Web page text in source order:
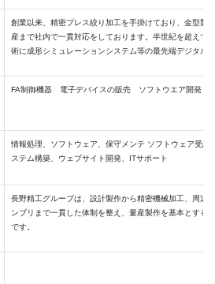
創業以来、精密プレス絞り加工を手掛けており、金型製
産まで社内で一貫対応をしております。半世紀を超えて
術に成形シミュレーションシステム等の最先端デジタル
FA制御機器 電子デバイスの販売 ソフトウエア開発
情報処理、ソフトウェア、保守メンテ ソフトウェア受託
ステム構築、ウェブサイト開発、ITサポート
長野精工グループは、設計製作から精密機械加工、周辺
ンブリまで一貫した体制を整え、量産製作を基本とする
です。